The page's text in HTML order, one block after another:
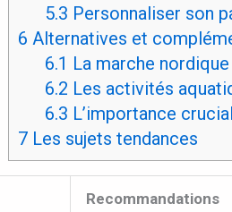
5.3 Personnaliser son
6 Alternatives et
6.1 La marche nordique
6.2 Les activités
6.3 L’importance
7Les sujets tendances
Recommandations